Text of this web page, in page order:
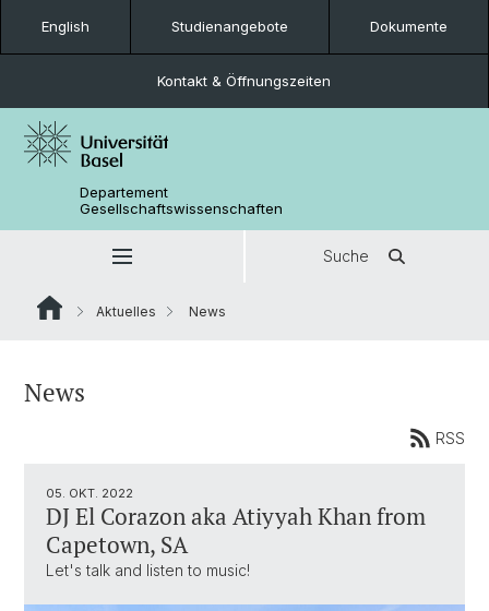
English Studienangebote Dokumente
Kontakt & Öffnungszeiten
Departement
Gesellschaftswissenschaften
Suche
Aktuelles News
News
RSS
05. OKT. 2022
DJ El Corazon aka Atiyyah Khan from
Capetown, SA
Let's talk and listen to music!